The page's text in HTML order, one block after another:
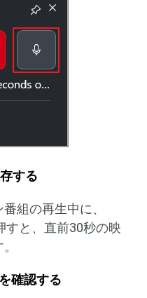
する
組の再生中に、
すと、直前30秒の映
確認する